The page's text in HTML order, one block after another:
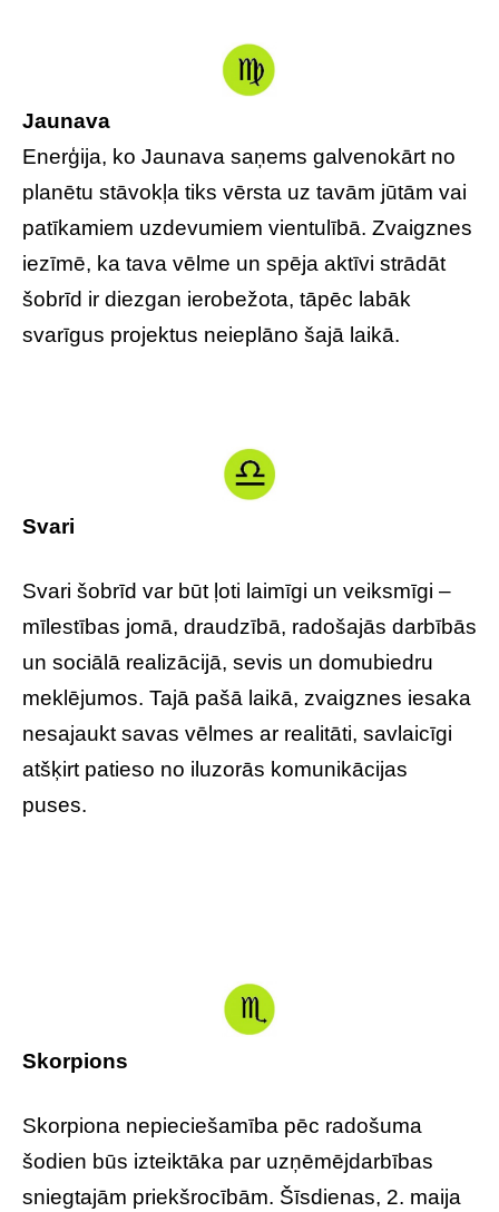
Jaunava
Enerģija, ko Jaunava saņems galvenokārt no
planētu stāvokļa tiks vērsta uz tavām jūtām vai
patīkamiem uzdevumiem vientulībā. Zvaigznes
iezīmē, ka tava vēlme un spēja aktīvi strādāt
šobrīd ir diezgan ierobežota, tāpēc labāk
svarīgus projektus neieplāno šajā laikā.
Svari
Svari šobrīd var būt ļoti laimīgi un veiksmīgi –
mīlestības jomā, draudzībā, radošajās darbībās
un sociālā realizācijā, sevis un domubiedru
meklējumos. Tajā pašā laikā, zvaigznes iesaka
nesajaukt savas vēlmes ar realitāti, savlaicīgi
atšķirt patieso no iluzorās komunikācijas
puses.
Skorpions
Skorpiona nepieciešamība pēc radošuma
šodien būs izteiktāka par uzņēmējdarbības
sniegtajām priekšrocībām. Šīsdienas, 2. maija